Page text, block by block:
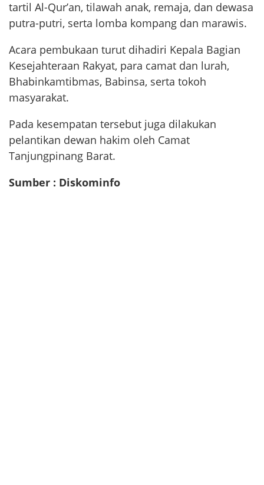
tartil Al-Qur’an, tilawah anak, remaja, dan dewasa
putra-putri, serta lomba kompang dan marawis.
Acara pembukaan turut dihadiri Kepala Bagian
Kesejahteraan Rakyat, para camat dan lurah,
Bhabinkamtibmas, Babinsa, serta tokoh
masyarakat.
Pada kesempatan tersebut juga dilakukan
pelantikan dewan hakim oleh Camat
Tanjungpinang Barat.
Sumber : Diskominfo